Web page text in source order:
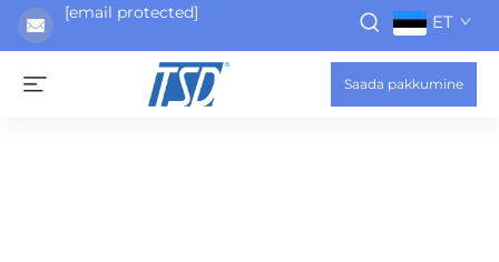
[email protected] ET
Saada pakkumine